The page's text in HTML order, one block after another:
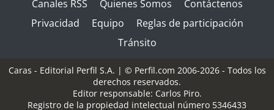
Canales RSS Quienes Somos
Contáctenos
Privacidad
Equipo
Reglas de participación
Tránsito
Caras - Editorial Perfil S.A. | © Perfil.com 2006-2026 - Todos los
derechos reservados.
Editor responsable: Carlos Piro.
Registro de la propiedad intelectual número 5346433